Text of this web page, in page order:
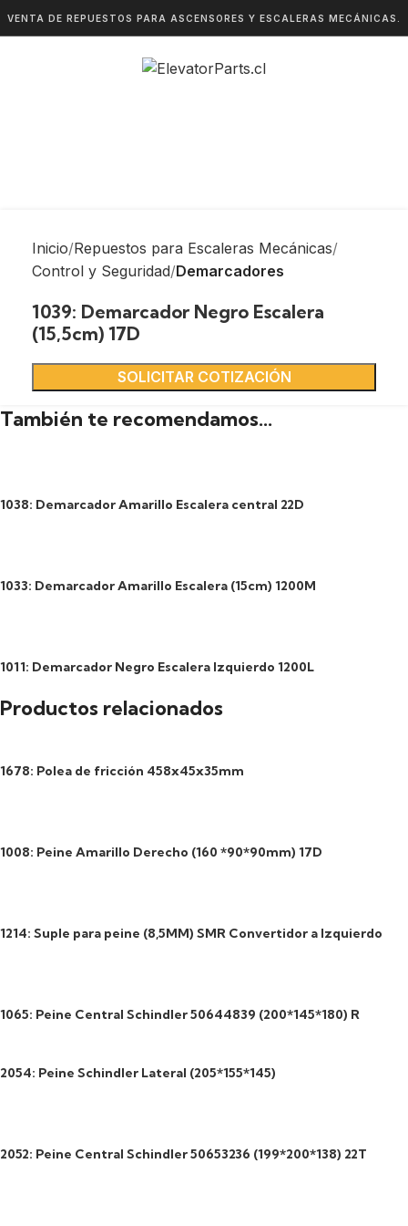
VENTA DE REPUESTOS PARA ASCENSORES Y ESCALERAS MECÁNICAS.
Inicio Repuestos para Escaleras Mecánicas
Control y Seguridad Demarcadores
1039: Demarcador Negro Escalera
(15,5cm) 17D
SOLICITAR COTIZACIÓN
También te recomendamos…
1038: Demarcador Amarillo Escalera central 22D
1033: Demarcador Amarillo Escalera (15cm) 1200M
1011: Demarcador Negro Escalera Izquierdo 1200L
Productos relacionados
1678: Polea de fricción 458x45x35mm
1008: Peine Amarillo Derecho (160 *90*90mm) 17D
1214: Suple para peine (8,5MM) SMR Convertidor a Izquierdo
1065: Peine Central Schindler 50644839 (200*145*180) R
2054: Peine Schindler Lateral (205*155*145)
2052: Peine Central Schindler 50653236 (199*200*138) 22T